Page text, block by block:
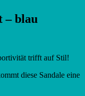
– blau
trifft auf Stil!
diese Sandale eine